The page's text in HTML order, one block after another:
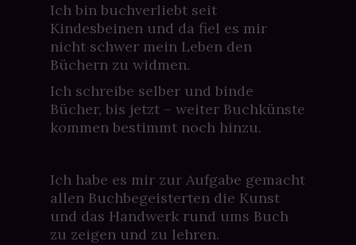
Ich bin buchverliebt seit
Kindesbeinen und da fiel es mir
nicht schwer mein Leben den
Büchern zu widmen.
Ich schreibe selber und binde
Bücher, bis jetzt – weiter Buchkünste
kommen bestimmt noch hinzu.
Ich habe es mir zur Aufgabe gemacht
allen Buchbegeisterten die Kunst
und das Handwerk rund ums Buch
zu zeigen und zu lehren.